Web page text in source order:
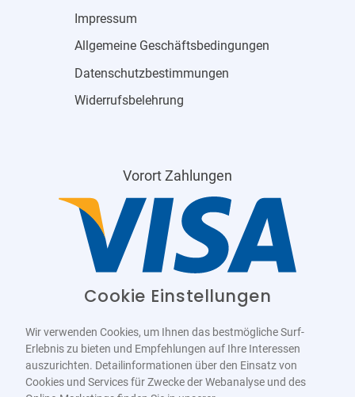
Impressum
Allgemeine Geschäftsbedingungen
Datenschutzbestimmungen
Widerrufsbelehrung
Vorort Zahlungen
Cookie Einstellungen
Wir verwenden Cookies, um Ihnen das bestmögliche Surf-
Erlebnis zu bieten und Empfehlungen auf Ihre Interessen
auszurichten. Detailinformationen über den Einsatz von
Cookies und Services für Zwecke der Webanalyse und des